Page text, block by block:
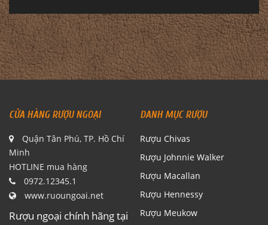
CỬA HÀNG RƯỢU NGOẠI
Quận Tân Phú, TP. Hồ Chí
Minh
HOTLINE mua hàng
0972.12345.1
www.ruoungoai.net
Rượu ngoại chính hãng tại
DANH MỤC RƯỢU
Rượu Chivas
Rượu Johnnie Walker
Rượu Macallan
Rượu Hennessy
Rượu Meukow